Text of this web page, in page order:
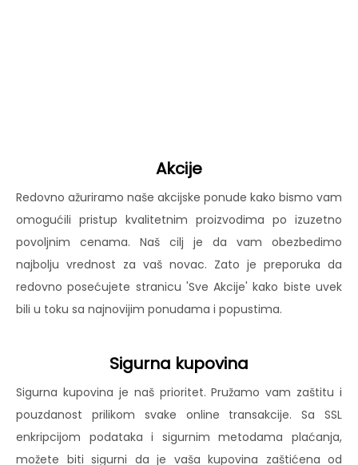
Akcije
Redovno ažuriramo naše akcijske ponude kako bismo vam
omogućili pristup kvalitetnim proizvodima po izuzetno
povoljnim cenama. Naš cilj je da vam obezbedimo
najbolju vrednost za vaš novac. Zato je preporuka da
redovno posećujete stranicu 'Sve Akcije' kako biste uvek
bili u toku sa najnovijim ponudama i popustima.
Sigurna kupovina
Sigurna kupovina je naš prioritet. Pružamo vam zaštitu i
pouzdanost prilikom svake online transakcije. Sa SSL
enkripcijom podataka i sigurnim metodama plaćanja,
možete biti sigurni da je vaša kupovina zaštićena od